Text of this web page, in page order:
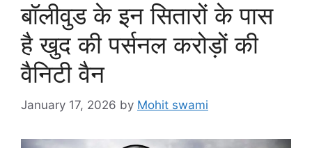
बॉलीवुड के इन सितारों के पास
है खुद की पर्सनल करोड़ों की
वैनिटी वैन
January 17, 2026 by Mohit swami